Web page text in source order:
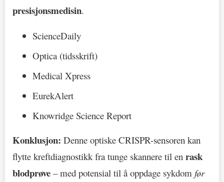
presisjonsmedisin.
ScienceDaily
Optica (tidsskrift)
Medical Xpress
EurekAlert
Knowridge Science Report
Konklusjon: Denne optiske CRISPR-sensoren kan
flytte kreftdiagnostikk fra tunge skannere til en rask
blodprøve – med potensial til å oppdage sykdom før